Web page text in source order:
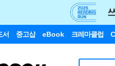
서 중고샵 eBook 크레마클럽